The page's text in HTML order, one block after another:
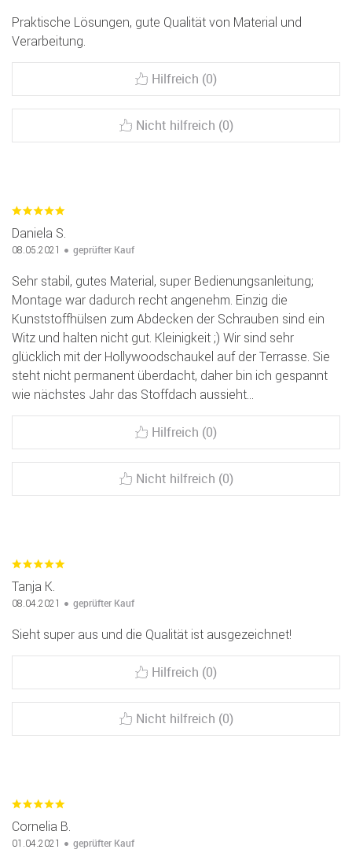
Praktische Lösungen, gute Qualität von Material und
Verarbeitung.
Hilfreich (0)
Nicht hilfreich (0)
Daniela S.
08.05.2021 geprüfter Kauf
Sehr stabil, gutes Material, super Bedienungsanleitung;
Montage war dadurch recht angenehm. Einzig die
Kunststoffhülsen zum Abdecken der Schrauben sind ein
Witz und halten nicht gut. Kleinigkeit ;) Wir sind sehr
glücklich mit der Hollywoodschaukel auf der Terrasse. Sie
steht nicht permanent überdacht, daher bin ich gespannt
wie nächstes Jahr das Stoffdach aussieht...
Hilfreich (0)
Nicht hilfreich (0)
Tanja K.
08.04.2021 geprüfter Kauf
Sieht super aus und die Qualität ist ausgezeichnet!
Hilfreich (0)
Nicht hilfreich (0)
Cornelia B.
01.04.2021 geprüfter Kauf